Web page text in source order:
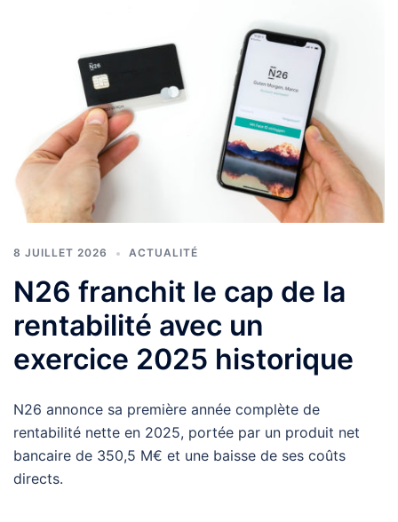
8 JUILLET 2026 ACTUALITÉ
N26 franchit le cap de la
rentabilité avec un
exercice 2025 historique
N26 annonce sa première année complète de
rentabilité nette en 2025, portée par un produit net
bancaire de 350,5 M€ et une baisse de ses coûts
directs.